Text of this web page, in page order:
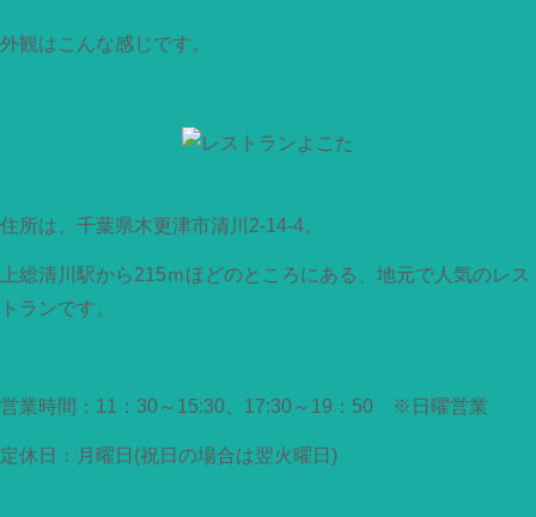
外観はこんな感じです。
住所は、千葉県木更津市清川2-14-4。
上総清川駅から215ｍほどのところにある、地元で人気のレス
トランです。
営業時間：11：30～15:30、17:30～19：50 ※日曜営業
定休日：月曜日(祝日の場合は翌火曜日)